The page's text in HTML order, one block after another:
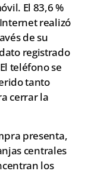
El 83,6 %
realizó
de su
registrado
teléfono se
tanto
cerrar la
presenta,
centrales
los